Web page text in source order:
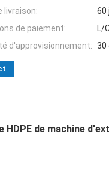
livraison:
60
de paiement:
L/
d'approvisionnement: 30
HDPE de machine